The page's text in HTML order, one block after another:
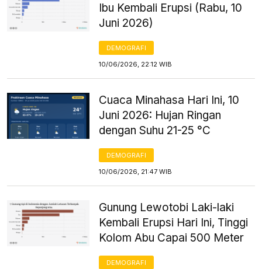
Ibu Kembali Erupsi (Rabu, 10
Juni 2026)
DEMOGRAFI
10/06/2026, 22:12 WIB
Cuaca Minahasa Hari Ini, 10
Juni 2026: Hujan Ringan
dengan Suhu 21-25 °C
DEMOGRAFI
10/06/2026, 21:47 WIB
Gunung Lewotobi Laki-laki
Kembali Erupsi Hari Ini, Tinggi
Kolom Abu Capai 500 Meter
DEMOGRAFI